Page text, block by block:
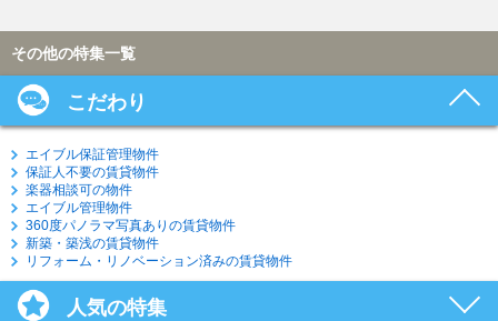
その他の特集一覧
こだわり
エイブル保証管理物件
保証人不要の賃貸物件
楽器相談可の物件
エイブル管理物件
360度パノラマ写真ありの賃貸物件
新築・築浅の賃貸物件
リフォーム・リノベーション済みの賃貸物件
人気の特集